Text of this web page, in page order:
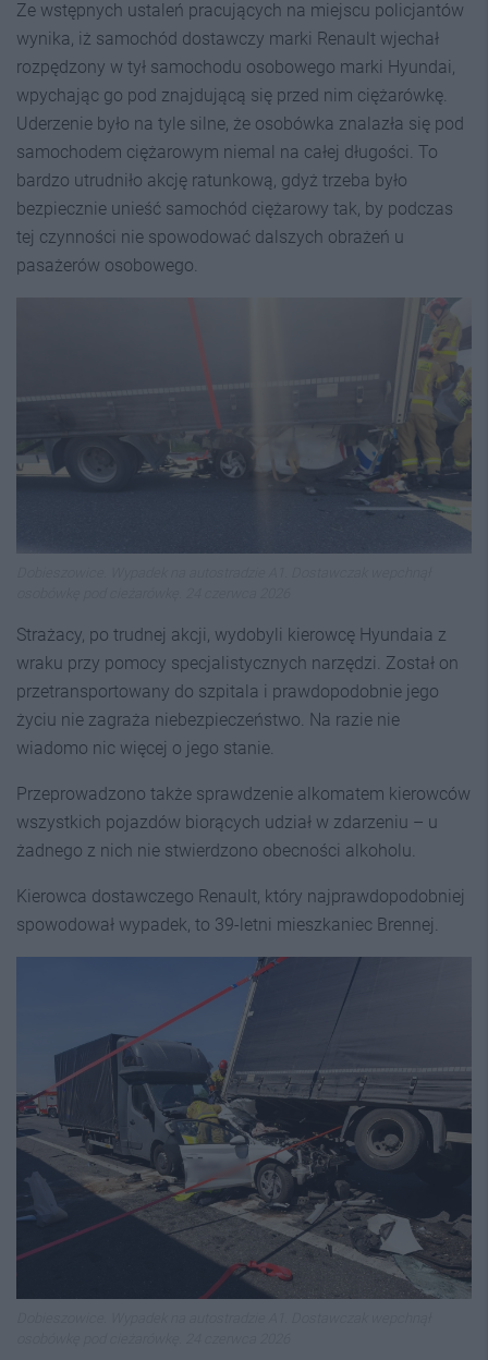
Ze wstępnych ustaleń pracujących na miejscu policjantów
wynika, iż samochód dostawczy marki Renault wjechał
rozpędzony w tył samochodu osobowego marki Hyundai,
wpychając go pod znajdującą się przed nim ciężarówkę.
Uderzenie było na tyle silne, że osobówka znalazła się pod
samochodem ciężarowym niemal na całej długości. To
bardzo utrudniło akcję ratunkową, gdyż trzeba było
bezpiecznie unieść samochód ciężarowy tak, by podczas
tej czynności nie spowodować dalszych obrażeń u
pasażerów osobowego.
Strażacy, po trudnej akcji, wydobyli kierowcę Hyundaia z
wraku przy pomocy specjalistycznych narzędzi. Został on
przetransportowany do szpitala i prawdopodobnie jego
życiu nie zagraża niebezpieczeństwo. Na razie nie
wiadomo nic więcej o jego stanie.
Przeprowadzono także sprawdzenie alkomatem kierowców
wszystkich pojazdów biorących udział w zdarzeniu – u
żadnego z nich nie stwierdzono obecności alkoholu.
Kierowca dostawczego Renault, który najprawdopodobniej
spowodował wypadek, to 39-letni mieszkaniec Brennej.